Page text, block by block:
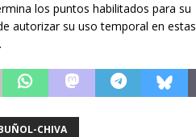
los puntos habilitados para su
autorizar su uso temporal en estas
CHIVA